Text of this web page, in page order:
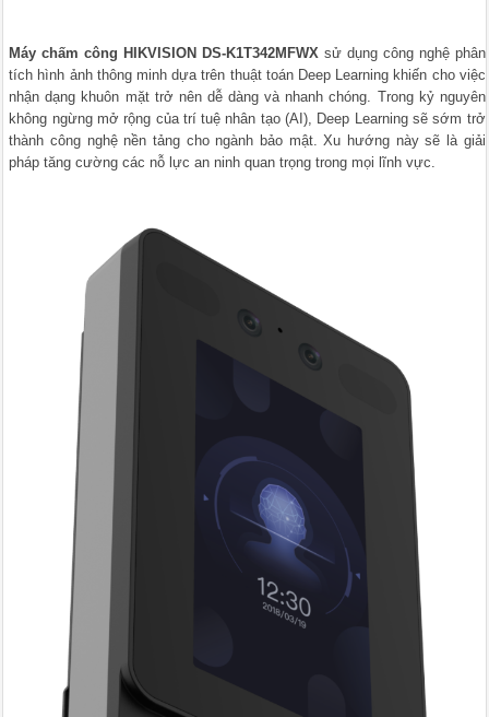
Máy chấm công HIKVISION DS-K1T342MFWX sử dụng công nghệ phân
tích hình ảnh thông minh dựa trên thuật toán Deep Learning khiến cho việc
nhận dạng khuôn mặt trở nên dễ dàng và nhanh chóng. Trong kỷ nguyên
không ngừng mở rộng của trí tuệ nhân tạo (AI), Deep Learning sẽ sớm trở
thành công nghệ nền tảng cho ngành bảo mật. Xu hướng này sẽ là giải
pháp tăng cường các nỗ lực an ninh quan trọng trong mọi lĩnh vực.